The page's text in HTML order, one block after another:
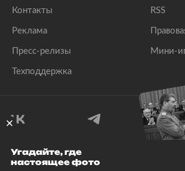
Контакты
Реклама
Пресс-релизы
Техподдержка
RSS
Мини-
© 1999–2026 Все права защищены.
Угадайте, где
настоящее фото